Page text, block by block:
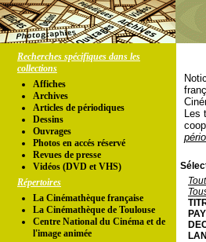
Recherches spécifiques dans les
collections
Affiches
Archives
Articles de périodiques
Dessins
Ouvrages
Photos en accés réservé
Revues de presse
Vidéos (DVD et VHS)
Répertoires
La Cinémathèque française
La Cinémathèque de Toulouse
Centre National du Cinéma et de
l'image animée
Les